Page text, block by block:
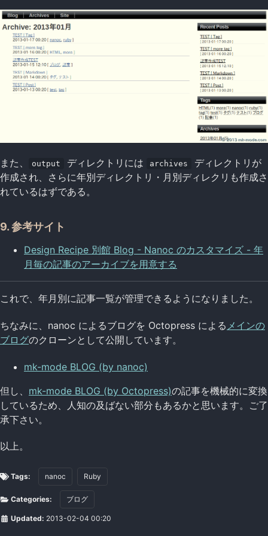
また、 output ディレクトリには archives
ディレクトリが
作成され、さらに年別ディレクトリ・月別ディレクリも作成さ
れているはずである。
9. 参考サイト
Design Recipe 別館 Blog - Nanoc のカスタマイズ - 年
月毎の記事のアーカイブを用意する
これで、年月別に記事一覧が管理できるようになりました。
ちなみに、nanoc によるブログを Octopress による メインの
ブログのクローンとして公開しています。
mk-mode BLOG (by nanoc)
但し、 mk-mode BLOG (by Octopress)の記事を機械的に変換
しているため、人知の及ばない部分もあるかと思います。ご了
承下さい。
以上。
Tags: nanoc Ruby
Categories: ブログ
Updated: 2013-02-04 00:20